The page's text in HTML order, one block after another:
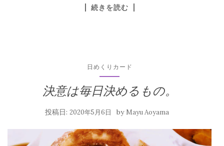
続きを読む
日めくりカード
決意は毎日決めるもの。
投稿日: 2020年5月6日 by Mayu Aoyama